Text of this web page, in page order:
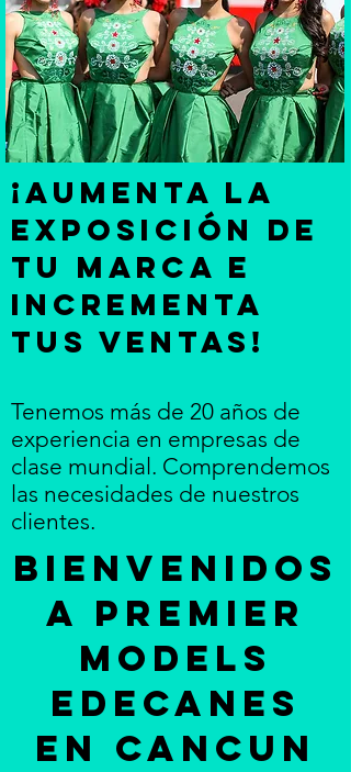
¡Aumenta la
Exposición de
tu Marca e
incrementa
tus ventas!
Tenemos más de 20 años de
experiencia en empresas de
clase mundial. Comprendemos
las necesidades de nuestros
clientes.
BienvenidoS
A PREMIER
MODELS
EDECANES
EN CANCUN